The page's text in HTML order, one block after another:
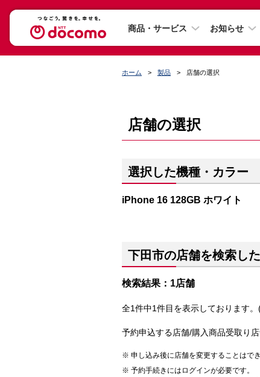
商品・サービス お知らせ
ホーム 製品 店舗の選択
店舗の選択
選択した機種・カラー
iPhone 16 128GB ホワイト
下田市の店舗を検索し
検索結果：1店舗
全1件中1件目を表示しております
予約申込する店舗/購入商品受取り
申し込み後に店舗を変更することはでき
予約手続きにはログインが必要です。